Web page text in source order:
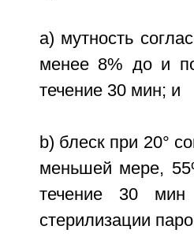
a) мутность
менее 8% до и
течение 30 мин; и
b) блеск при 20°
меньшей мере,
течение 30
стерилизации